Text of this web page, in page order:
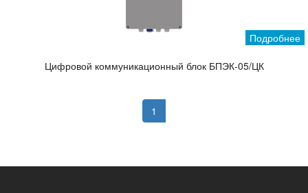
Подробнее
Цифровой коммуникационный блок БПЭК-05/ЦК
1